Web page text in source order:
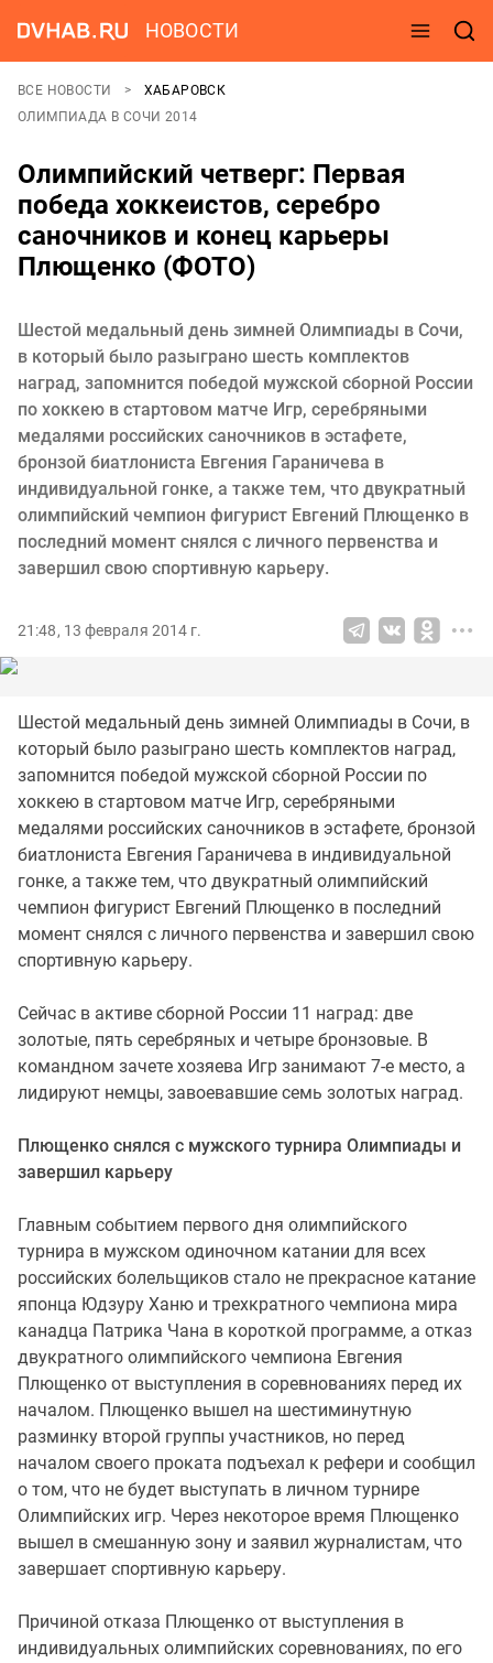
НОВОСТИ
ВСЕ НОВОСТИ
ХАБАРОВСК
ОЛИМПИАДА В СОЧИ 2014
Олимпийский четверг: Первая
победа хоккеистов, серебро
саночников и конец карьеры
Плющенко (ФОТО)
Шестой медальный день зимней Олимпиады в Сочи,
в который было разыграно шесть комплектов
наград, запомнится победой мужской сборной России
по хоккею в стартовом матче Игр, серебряными
медалями российских саночников в эстафете,
бронзой биатлониста Евгения Гараничева в
индивидуальной гонке, а также тем, что двукратный
олимпийский чемпион фигурист Евгений Плющенко в
последний момент снялся с личного первенства и
завершил свою спортивную карьеру.
21:48, 13 февраля 2014 г.
Шестой медальный день зимней Олимпиады в Сочи, в
который было разыграно шесть комплектов наград,
запомнится победой мужской сборной России по
хоккею в стартовом матче Игр, серебряными
медалями российских саночников в эстафете, бронзой
биатлониста Евгения Гараничева в индивидуальной
гонке, а также тем, что двукратный олимпийский
чемпион фигурист Евгений Плющенко в последний
момент снялся с личного первенства и завершил свою
спортивную карьеру.
Сейчас в активе сборной России 11 наград: две
золотые, пять серебряных и четыре бронзовые. В
командном зачете хозяева Игр занимают 7-е место, а
лидируют немцы, завоевавшие семь золотых наград.
Плющенко снялся с мужского турнира Олимпиады и
завершил карьеру
Главным событием первого дня олимпийского
турнира в мужском одиночном катании для всех
российских болельщиков стало не прекрасное катание
японца Юдзуру Ханю и трехкратного чемпиона мира
канадца Патрика Чана в короткой программе, а отказ
двукратного олимпийского чемпиона Евгения
Плющенко от выступления в соревнованиях перед их
началом. Плющенко вышел на шестиминутную
разминку второй группы участников, но перед
началом своего проката подъехал к рефери и сообщил
о том, что не будет выступать в личном турнире
Олимпийских игр. Через некоторое время Плющенко
вышел в смешанную зону и заявил журналистам, что
завершает спортивную карьеру.
Причиной отказа Плющенко от выступления в
индивидуальных олимпийских соревнованиях, по его